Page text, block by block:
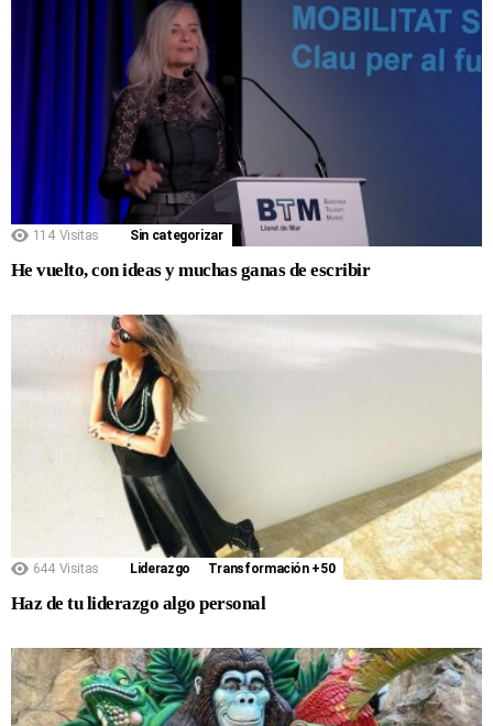
114 Visitas Sin categorizar
He vuelto, con ideas y muchas ganas de escribir
644 Visitas Liderazgo Transformación +50
Haz de tu liderazgo algo personal